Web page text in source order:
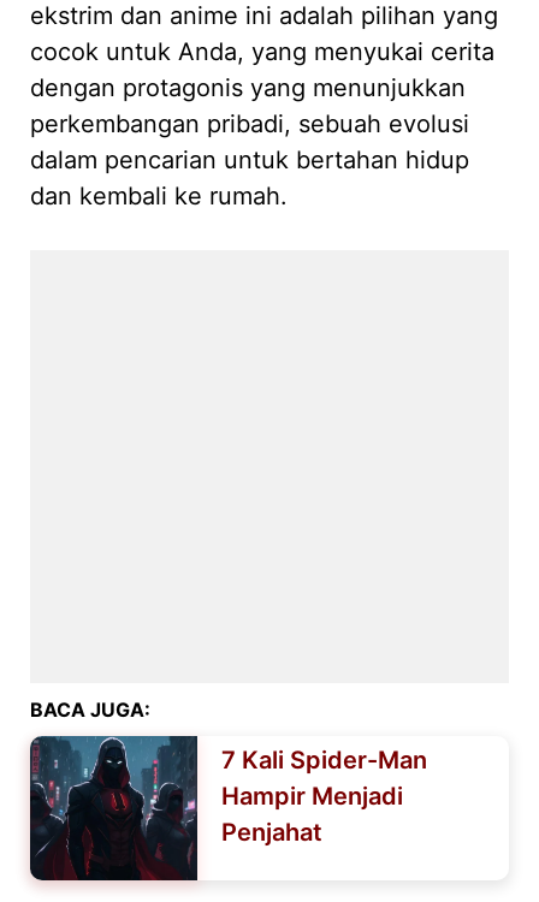
ekstrim dan anime ini adalah pilihan yang
cocok untuk Anda, yang menyukai cerita
dengan protagonis yang menunjukkan
perkembangan pribadi, sebuah evolusi
dalam pencarian untuk bertahan hidup
dan kembali ke rumah.
BACA JUGA:
7 Kali Spider-Man
Hampir Menjadi
Penjahat